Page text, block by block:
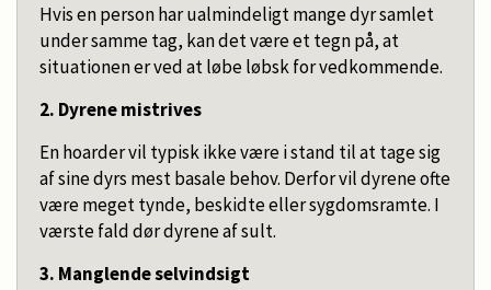
Hvis en person har ualmindeligt mange dyr samlet
under samme tag, kan det være et tegn på, at
situationen er ved at løbe løbsk for vedkommende.
2. Dyrene mistrives
En hoarder vil typisk ikke være i stand til at tage sig
af sine dyrs mest basale behov. Derfor vil dyrene ofte
være meget tynde, beskidte eller sygdomsramte. I
værste fald dør dyrene af sult.
3. Manglende selvindsigt